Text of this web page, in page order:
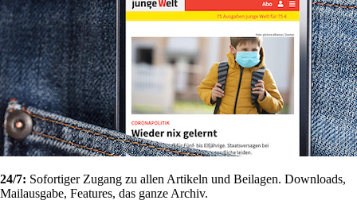
24/7: Sofortiger Zugang zu allen Artikeln und Beilagen. Downloads,
Mailausgabe, Features, das ganze Archiv.